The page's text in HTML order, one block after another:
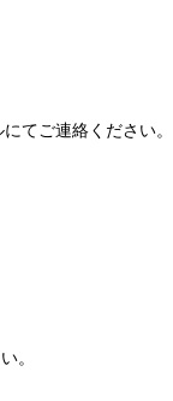
てご連絡ください。
。